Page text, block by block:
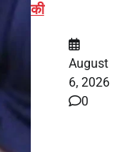
की
August
6, 2026
0